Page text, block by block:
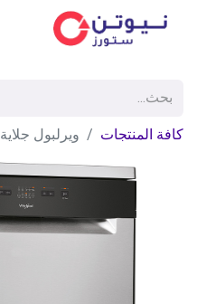
كافة المنتجات ويرلبول جلاية 5 برامج 8.5 لتر لون ستيل